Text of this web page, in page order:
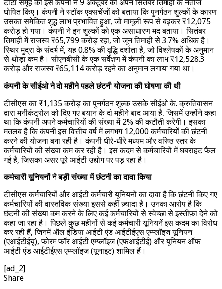
टाटा समूह की इस कंपनी ने 9 अक्टूबर को अपने सितंबर तिमाही के नतीजे
घोषित किए। कंपनी ने स्टॉक एक्सचेंजों को बताया कि पुनर्गठन शुल्कों के कारण
उसका समेकित शुद्ध लाभ प्रभावित हुआ, जो मामूली रूप से बढ़कर ₹12,075
करोड़ हो गया। कंपनी ने इन शुल्कों को एक असाधारण मद बताया। सितंबर
तिमाही में राजस्व ₹65,799 करोड़ रहा, जो जून तिमाही से 3.7% अधिक है।
स्थिर मुद्रा के संदर्भ में, यह 0.8% की वृद्धि दर्शाता है, जो विश्लेषकों के अनुमान
से थोड़ा कम है। सीएनबीसी के एक सर्वेक्षण में कंपनी का लाभ ₹12,528.3
करोड़ और राजस्व ₹65,114 करोड़ रहने का अनुमान लगाया गया था।
कंपनी के सीईओ ने दो महीने पहले छंटनी योजना की घोषणा की थी
टीसीएस का ₹1,135 करोड़ का पुनर्गठन शुल्क उसके सीईओ के. क्रुतिवासन
द्वारा मनीकंट्रोल को दिए गए बयान के दो महीने बाद आया है, जिसमें उन्होंने कहा
था कि कंपनी अपने कर्मचारियों की संख्या में 2% की कटौती करेगी। इसका
मतलब है कि कंपनी इस वित्तीय वर्ष में लगभग 12,000 कर्मचारियों की छंटनी
करने की योजना बना रही है। कंपनी धीरे-धीरे मध्यम और वरिष्ठ स्तर के
कर्मचारियों की संख्या कम कर रही है। इस कदम से कर्मचारियों में घबराहट फैल
गई है, जिसका असर पूरे आईटी उद्योग पर पड़ रहा है।
कर्मचारी यूनियनों ने बड़ी संख्या में छंटनी का दावा किया
टीसीएस कर्मचारियों और आईटी कर्मचारी यूनियनों का दावा है कि छंटनी किए गए
कर्मचारियों की वास्तविक संख्या इससे कहीं ज़्यादा है। उनका आरोप है कि
छंटनी की संख्या कम करने के लिए कई कर्मचारियों से स्वेच्छा से इस्तीफ़ा देने को
कहा जा रहा है। पिछले कुछ महीनों से कई कर्मचारी यूनियनें इस कदम का विरोध
कर रही हैं, जिनमें ऑल इंडिया आईटी एंड आईटीईएस एम्प्लॉइज यूनियन
(एआईटीईयू), फोरम फॉर आईटी एम्प्लॉइज (एफआईटीई) और यूनियन ऑफ
आईटी एंड आईटीईएस एम्प्लॉइज (यूनाइट) शामिल हैं।
[ad_2]
Share